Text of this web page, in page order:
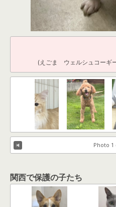
(えごま ウェルシュコーギ
Photo 1
関西で保護の子たち